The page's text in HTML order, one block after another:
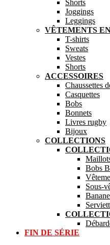
Shorts
Joggings
Leggings
VÊTEMENTS
T-shirts
Sweats
Vestes
Shorts
ACCESSOIRES
Chaussettes
Casquettes
Bobs
Bonnets
Livres rugby
Bijoux
COLLECTIONS
Bobs
Sous-
FIN DE SÉRIE